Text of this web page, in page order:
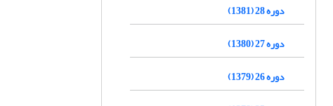
دوره 28 (1381)
دوره 27 (1380)
دوره 26 (1379)